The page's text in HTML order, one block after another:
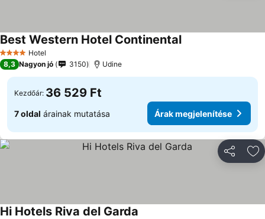
4 KategóriaHotel
Best Western Hotel ContinentalÁrak
8,3 Nagyon jó 3150 Udine
Kezdőár: 36 529 Ft
7 oldal árainak mutatása Árak megjelenítése
Hi Hotels Riva del Garda